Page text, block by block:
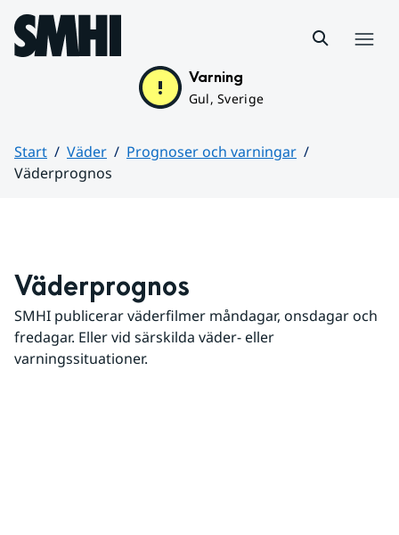
Hoppa till sidans innehåll
Varning
Gul, Sverige
Start Väder
Prognoser och varningar
Väderprognos
Väderprognos
SMHI publicerar väderfilmer måndagar, onsdagar och
fredagar. Eller vid särskilda väder- eller
varningssituationer.